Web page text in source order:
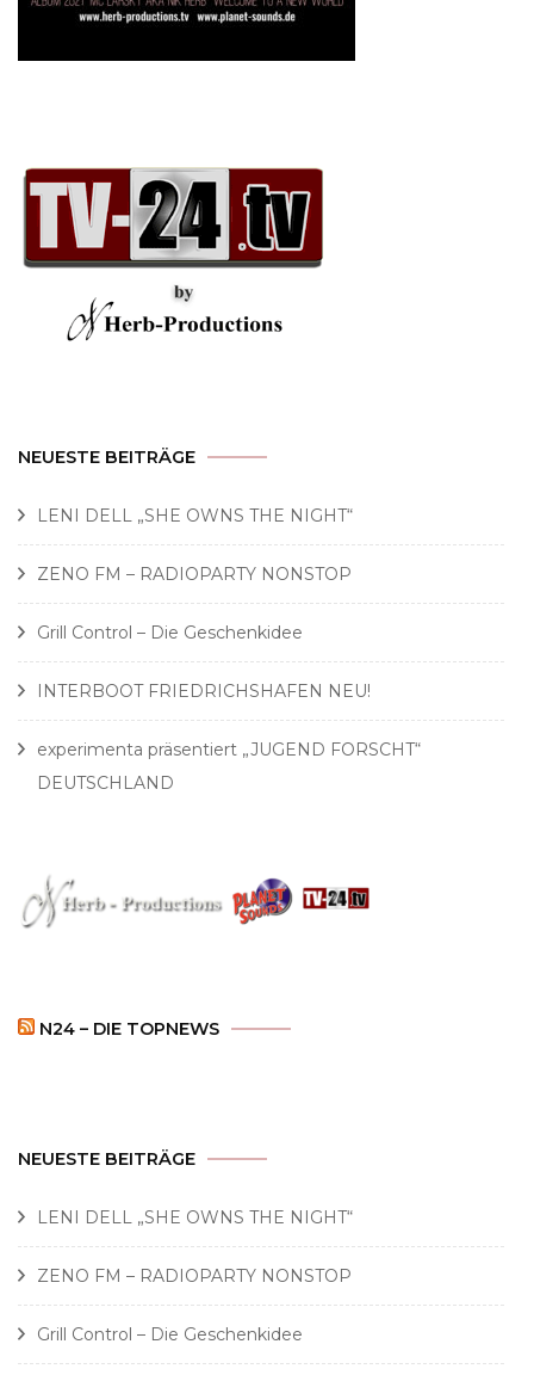
NEUESTE BEITRÄGE
LENI DELL „SHE OWNS THE NIGHT“
ZENO FM – RADIOPARTY NONSTOP
Grill Control – Die Geschenkidee
INTERBOOT FRIEDRICHSHAFEN NEU!
experimenta präsentiert „JUGEND FORSCHT“
DEUTSCHLAND
N24 – DIE TOPNEWS
NEUESTE BEITRÄGE
LENI DELL „SHE OWNS THE NIGHT“
ZENO FM – RADIOPARTY NONSTOP
Grill Control – Die Geschenkidee